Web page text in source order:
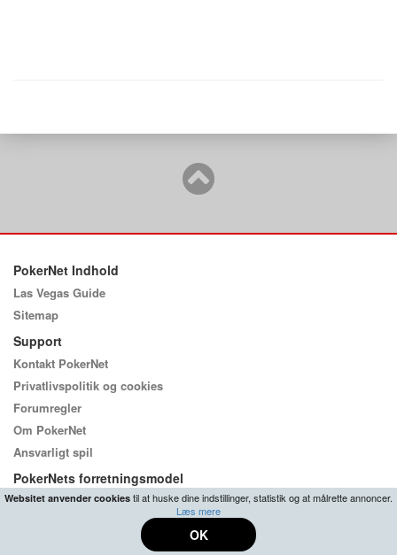
PokerNet Indhold
Las Vegas Guide
Sitemap
Support
Kontakt PokerNet
Privatlivspolitik og cookies
Forumregler
Om PokerNet
Ansvarligt spil
PokerNets forretningsmodel
PokerNet.dk er et gratis Poker Community der naturligvis er afhængig af
indtægter til drift og support. Vores primære indtjening kommer fra salg af
annoncer og henvisninger til vores partnere via links i vores forum og guides.
Websitet anvender cookies til at huske dine indstillinger, statistik og at målrette annoncer.
Læs mere
OK